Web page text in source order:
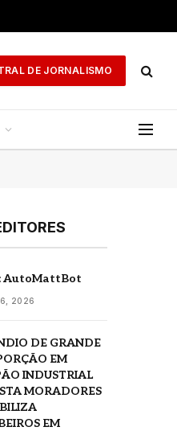
DE JORNALISMO
AutoMattBot
2026
DE GRANDE
EM
INDUSTRIAL
MORADORES
EM